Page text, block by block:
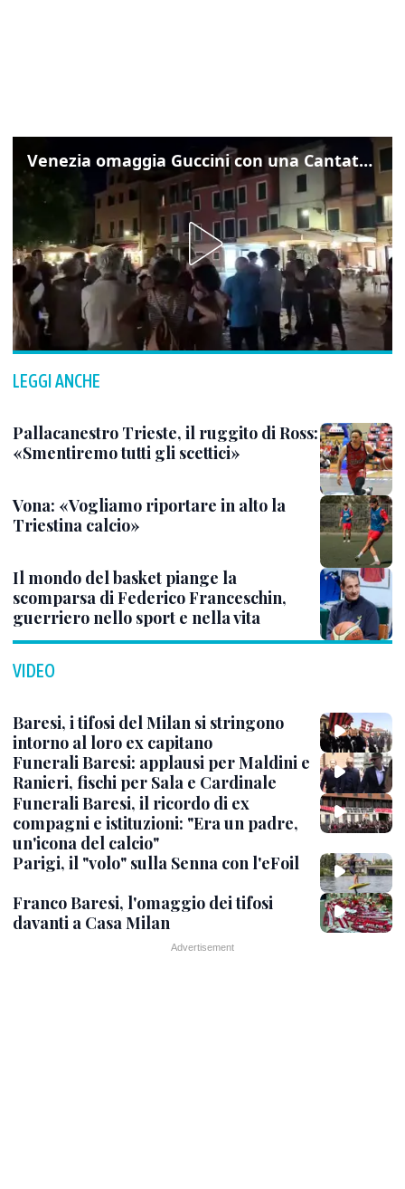
Venezia omaggia Guccini con una Cantata Anarchica in campo Santa Margherita
LEGGI ANCHE
Pallacanestro Trieste, il ruggito di Ross:
«Smentiremo tutti gli scettici»
Vona: «Vogliamo riportare in alto la
Triestina calcio»
Il mondo del basket piange la
scomparsa di Federico Franceschin,
guerriero nello sport e nella vita
VIDEO
Baresi, i tifosi del Milan si stringono
intorno al loro ex capitano
Funerali Baresi: applausi per Maldini e
Ranieri, fischi per Sala e Cardinale
Funerali Baresi, il ricordo di ex
compagni e istituzioni: "Era un padre,
un'icona del calcio"
Parigi, il "volo" sulla Senna con l'eFoil
Franco Baresi, l'omaggio dei tifosi
davanti a Casa Milan